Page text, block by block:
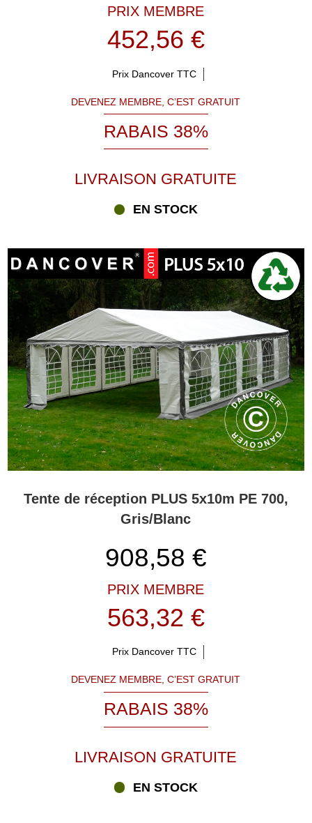
PRIX MEMBRE
452,56 €
Prix Dancover TTC
DEVENEZ MEMBRE, C’EST GRATUIT
RABAIS 38%
LIVRAISON GRATUITE
EN STOCK
Tente de réception PLUS 5x10m PE 700,
Gris/Blanc
908,58 €
PRIX MEMBRE
563,32 €
Prix Dancover TTC
DEVENEZ MEMBRE, C’EST GRATUIT
RABAIS 38%
LIVRAISON GRATUITE
EN STOCK